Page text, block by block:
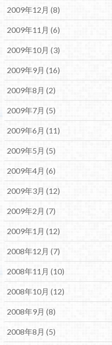
2009年12月 (8)
2009年11月 (6)
2009年10月 (3)
2009年9月 (16)
2009年8月 (2)
2009年7月 (5)
2009年6月 (11)
2009年5月 (5)
2009年4月 (6)
2009年3月 (12)
2009年2月 (7)
2009年1月 (12)
2008年12月 (7)
2008年11月 (10)
2008年10月 (12)
2008年9月 (8)
2008年8月 (5)